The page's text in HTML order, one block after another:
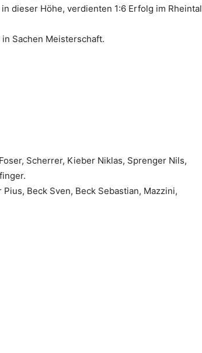
dieser Höhe, verdienten 1:6 Erfolg im
Sachen Meisterschaft.
Scherrer, Kieber Niklas, Sprenger Nils,
Beck Sven, Beck Sebastian, Mazzini,